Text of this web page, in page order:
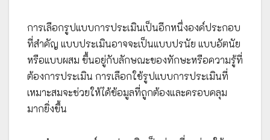
การเลือกรูปแบบการประเมินเป็นอีกหนึ่งองค์ประกอบ
ที่สำคัญ แบบประเมินอาจจะเป็นแบบปรนัย แบบอัตนัย
หรือแบบผสม ขึ้นอยู่กับลักษณะของทักษะหรือความรู้ที่
ต้องการประเมิน การเลือกใช้รูปแบบการประเมินที่
เหมาะสมจะช่วยให้ได้ข้อมูลที่ถูกต้องและครอบคลุม
มากยิ่งขึ้น